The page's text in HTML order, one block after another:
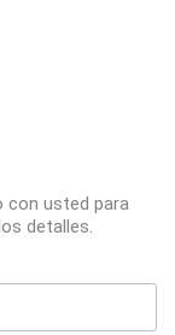
con usted para
detalles.